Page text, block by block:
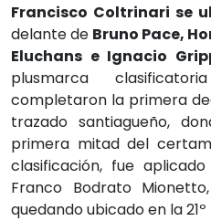
Francisco Coltrinari se
delante de Bruno Pace,
Eluchans e Ignacio
plusmarca
completaron la primera
trazado santiagueño,
primera mitad del
clasificación, fue
Franco Bodrato
quedando ubicado en la 21º